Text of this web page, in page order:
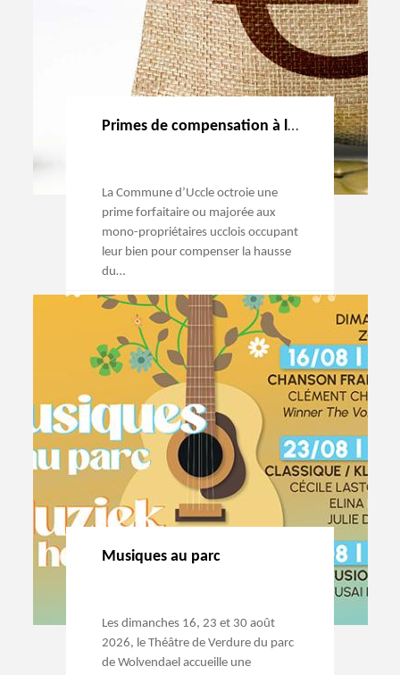
Primes de compensation à l’augmentation du précompte immobilier
La Commune d’Uccle octroie une
prime forfaitaire ou majorée aux
mono-propriétaires ucclois occupant
leur bien pour compenser la hausse
du…
→
Musiques au parc
Les dimanches 16, 23 et 30 août
2026, le Théâtre de Verdure du parc
de Wolvendael accueille une